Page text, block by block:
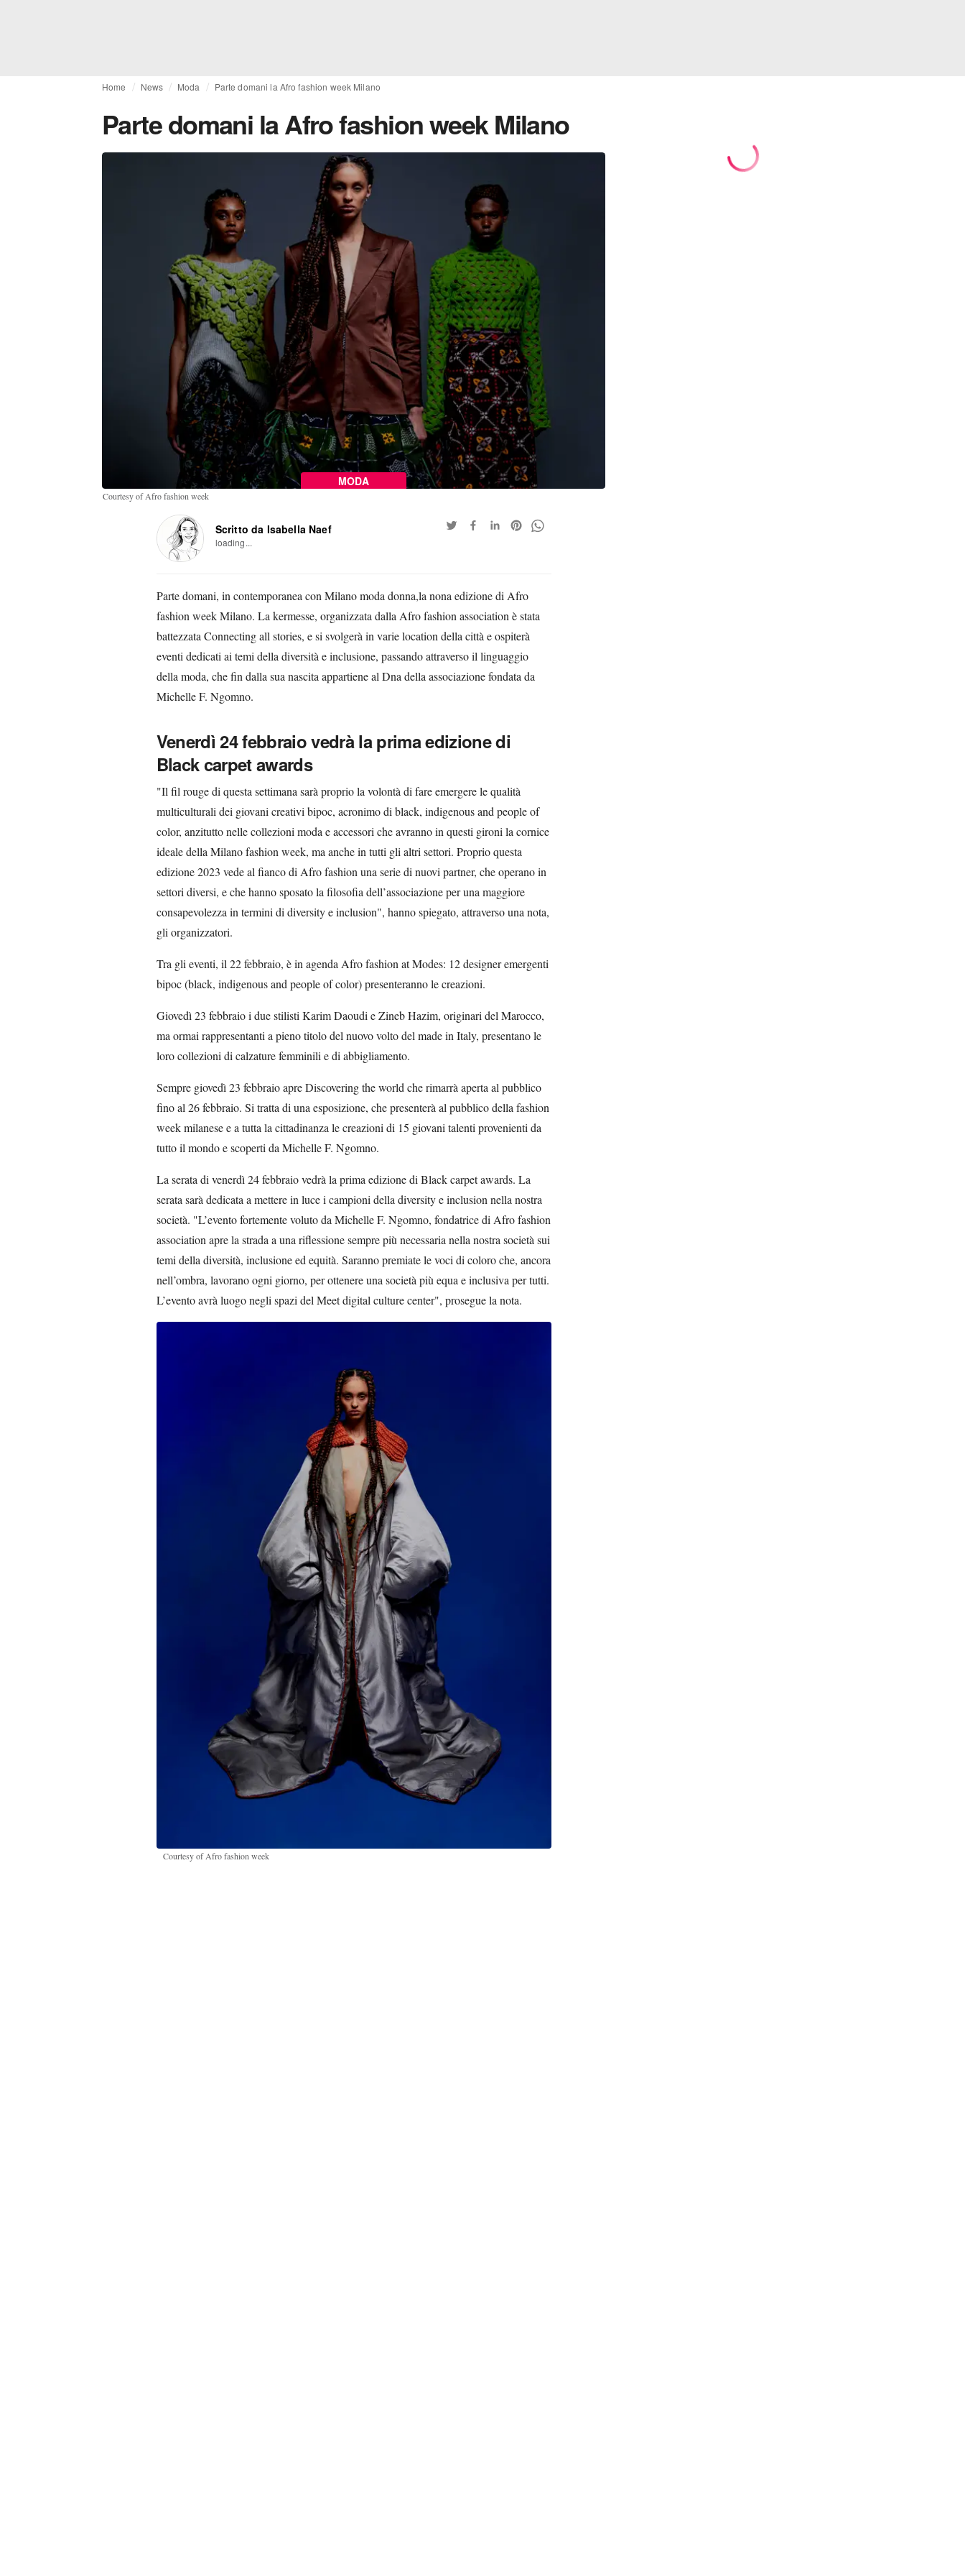
Home News Moda Parte domani la Afro fashion week Milano
Parte domani la Afro fashion week Milano
MODA
Courtesy of Afro fashion week
Scritto da Isabella Naef
loading...
Parte domani, in contemporanea con Milano moda donna,la nona edizione di Afro
fashion week Milano. La kermesse, organizzata dalla Afro fashion association è stata
battezzata Connecting all stories, e si svolgerà in varie location della città e ospiterà
eventi dedicati ai temi della diversità e inclusione, passando attraverso il linguaggio
della moda, che fin dalla sua nascita appartiene al Dna della associazione fondata da
Michelle F. Ngomno.
Venerdì 24 febbraio vedrà la prima edizione di
Black carpet awards
"Il fil rouge di questa settimana sarà proprio la volontà di fare emergere le qualità
multiculturali dei giovani creativi bipoc, acronimo di black, indigenous and people of
color, anzitutto nelle collezioni moda e accessori che avranno in questi gironi la cornice
ideale della Milano fashion week, ma anche in tutti gli altri settori. Proprio questa
edizione 2023 vede al fianco di Afro fashion una serie di nuovi partner, che operano in
settori diversi, e che hanno sposato la filosofia dell’associazione per una maggiore
consapevolezza in termini di diversity e inclusion", hanno spiegato, attraverso una nota,
gli organizzatori.
Tra gli eventi, il 22 febbraio, è in agenda Afro fashion at Modes: 12 designer emergenti
bipoc (black, indigenous and people of color) presenteranno le creazioni.
Giovedì 23 febbraio i due stilisti Karim Daoudi e Zineb Hazim, originari del Marocco,
ma ormai rappresentanti a pieno titolo del nuovo volto del made in Italy, presentano le
loro collezioni di calzature femminili e di abbigliamento.
Sempre giovedì 23 febbraio apre Discovering the world che rimarrà aperta al pubblico
fino al 26 febbraio. Si tratta di una esposizione, che presenterà al pubblico della fashion
week milanese e a tutta la cittadinanza le creazioni di 15 giovani talenti provenienti da
tutto il mondo e scoperti da Michelle F. Ngomno.
La serata di venerdì 24 febbraio vedrà la prima edizione di Black carpet awards. La
serata sarà dedicata a mettere in luce i campioni della diversity e inclusion nella nostra
società. "L’evento fortemente voluto da Michelle F. Ngomno, fondatrice di Afro fashion
association apre la strada a una riflessione sempre più necessaria nella nostra società sui
temi della diversità, inclusione ed equità. Saranno premiate le voci di coloro che, ancora
nell’ombra, lavorano ogni giorno, per ottenere una società più equa e inclusiva per tutti.
L’evento avrà luogo negli spazi del Meet digital culture center", prosegue la nota.
Courtesy of Afro fashion week